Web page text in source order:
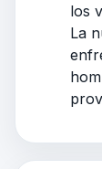
los
La